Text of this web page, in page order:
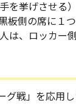
を挙げさせる
板側の席に１
は、ロッカー
グ戦」を応用し